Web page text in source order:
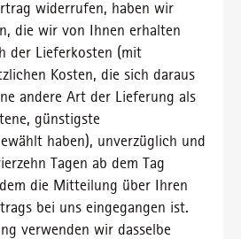
widerrufen, haben wir
die wir von Ihnen erhalten
der Lieferkosten (mit
Kosten, die sich daraus
andere Art der Lieferung als
günstigste
haben), unverzüglich und
Tagen ab dem Tag
die Mitteilung über Ihren
bei uns eingegangen ist.
verwenden wir dasselbe